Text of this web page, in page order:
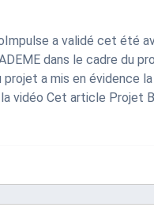
a validé cet été
dans le cadre du
projet a mis en évidence
vidéo Cet article Projet